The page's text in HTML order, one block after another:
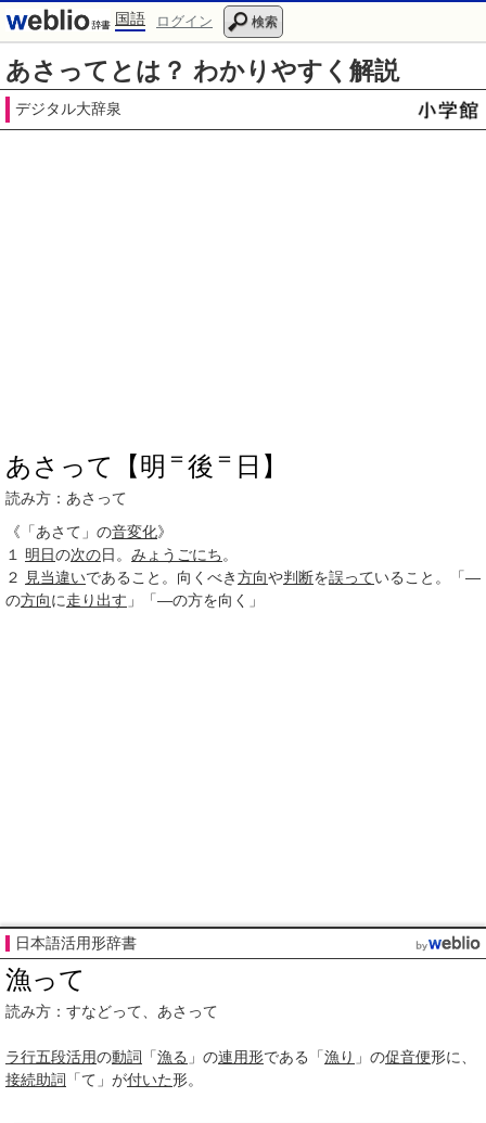
国語 ログイン 検索
あさってとは？ わかりやすく解説
デジタル大辞泉
あさって【明 ＝後 ＝ 日】
読み方：あさって
《「あさて」の音変化》
１
明日の次の日。 みょうごにち。
２
見当違いであること。向くべき方向や判断を誤っていること。「―
の方向に走り出す 」「―の方を向く」
日本語活用形辞書
漁って
読み方：すなどって、あさって
ラ行五段活用の動詞 「漁る 」の連用形である「漁り 」の促音便形に、
接続助詞 「て」が付いた形。